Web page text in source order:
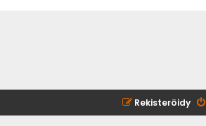
Rekisteröidy